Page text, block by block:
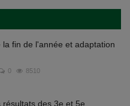
la fin de l'année et adaptation
0 8510
résultats des 3e et 5e